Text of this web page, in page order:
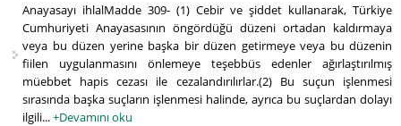
Anayasayı ihlalMadde 309- (1) Cebir ve şiddet kullanarak, Türkiye
Cumhuriyeti Anayasasının öngördüğü düzeni ortadan kaldırmaya
veya bu düzen yerine başka bir düzen getirmeye veya bu düzenin
fiilen uygulanmasını önlemeye teşebbüs edenler ağırlaştırılmış
müebbet hapis cezası ile cezalandırılırlar.(2) Bu suçun işlenmesi
sırasında başka suçların işlenmesi halinde, ayrıca bu suçlardan dolayı
ilgili...+Devamını oku